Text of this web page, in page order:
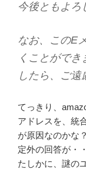
今後ともよろ
なお、このE
くことがで
したら、ご遠
てっきり、
アドレスを、統
が原因なのかな
定外の回答が・
たしかに、謎の